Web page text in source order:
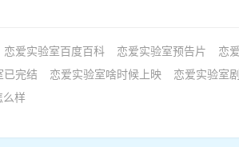
恋爱实验室百度百科 恋爱实验室预告片 恋
已完结 恋爱实验室啥时候上映 恋爱实验室
么样